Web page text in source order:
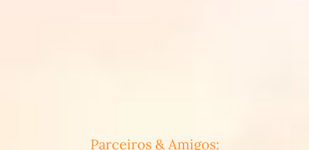
Parceiros & Amigos: